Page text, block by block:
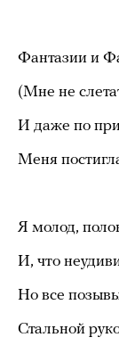
Фантазии и
(Мне не
И даже по
Меня
Я молод,
И, что
Но все
Стальной